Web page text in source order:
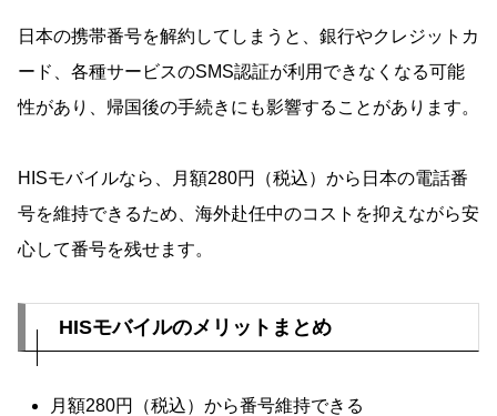
日本の携帯番号を解約してしまうと、銀行やクレジットカ
ード、各種サービスのSMS認証が利用できなくなる可能
性があり、帰国後の手続きにも影響することがあります。
HISモバイルなら、月額280円（税込）から日本の電話番
号を維持できるため、海外赴任中のコストを抑えながら安
心して番号を残せます。
HISモバイルのメリットまとめ
月額280円（税込）から番号維持できる